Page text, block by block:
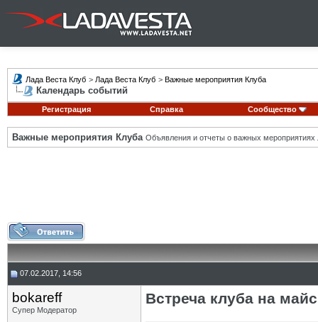
Лада Веста Клуб > Лада Веста Клуб > Важные мероприятия Клуба
Календарь событий
Регистрация Справка Сообщество
Важные мероприятия Клуба Объявления и отчеты о важных мероприятиях
07.02.2017, 14:56
bokareff
Супер Модератор
Встреча клуба на